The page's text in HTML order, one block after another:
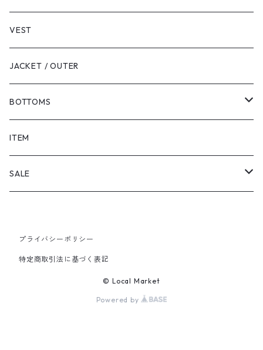
VEST
JACKET / OUTER
BOTTOMS
SHORTS
PANTS
ITEM
SALE
PANTS
プライバシーポリシー
特定商取引法に基づく表記
© Local Market
Powered by